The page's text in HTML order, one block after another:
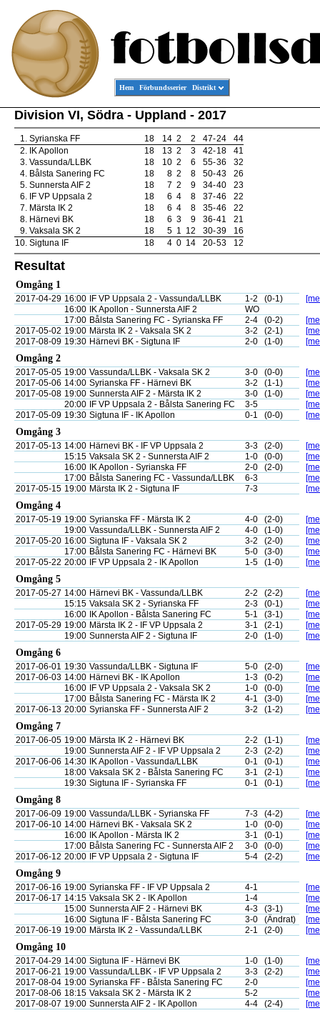
Hem Förbundsserier Distrikt
Division VI, Södra - Uppland - 2017
1. Syrianska FF 18 14 2 2 47-24
44
2. IK Apollon 18 13 2 3 42-18
41
3. Vassunda/LLBK 18 10 2 6 55-36
32
4. Bålsta Sanering FC 18 8 2 8 50-43
26
5. Sunnersta AIF 2 18 7 2 9 34-40
23
6. IF VP Uppsala 2 18 6 4 8 37-46
22
7. Märsta IK 2 18 6 4 8 35-46
22
8. Härnevi BK 18 6 3 9 36-41
21
9. Vaksala SK 2 18 5 1 12 30-39
16
10. Sigtuna IF 18 4 0 14 20-53 12
Resultat
Omgång 1
2017-04-29 16:00 IF VP Uppsala 2 - Vassunda/LLBK 1-2 (0-1)
16:00
IK Apollon - Sunnersta AIF 2
WO
17:00 Bålsta Sanering FC - Syrianska FF 2-4 (0-2)
2017-05-02 19:00 Märsta IK 2 - Vaksala SK 2 3-2 (2-1)
2017-08-09 19:30 Härnevi BK - Sigtuna IF 2-0 (1-0)
Omgång 2
2017-05-05 19:00 Vassunda/LLBK - Vaksala SK 2 3-0 (0-0)
2017-05-06 14:00 Syrianska FF - Härnevi BK 3-2 (1-1)
2017-05-08 19:00 Sunnersta AIF 2 - Märsta IK 2 3-0 (1-0)
20:00
IF VP Uppsala 2 - Bålsta Sanering FC 3-5
2017-05-09 19:30 Sigtuna IF - IK Apollon 0-1 (0-0)
Omgång 3
2017-05-13 14:00 Härnevi BK - IF VP Uppsala 2 3-3 (2-0)
15:15 Vaksala SK 2 - Sunnersta AIF 2 1-0 (0-0)
16:00
IK Apollon - Syrianska FF 2-0 (2-0)
17:00 Bålsta Sanering FC - Vassunda/LLBK 6-3
2017-05-15 19:00 Märsta IK 2 - Sigtuna IF 7-3
Omgång 4
2017-05-19 19:00 Syrianska FF - Märsta IK 2 4-0 (2-0)
19:00 Vassunda/LLBK - Sunnersta AIF 2 4-0 (1-0)
2017-05-20 16:00 Sigtuna IF - Vaksala SK 2 3-2 (2-0)
17:00 Bålsta Sanering FC - Härnevi BK 5-0 (3-0)
2017-05-22 20:00 IF VP Uppsala 2 - IK Apollon 1-5 (1-0)
Omgång 5
2017-05-27 14:00 Härnevi BK - Vassunda/LLBK 2-2 (2-2)
15:15 Vaksala SK 2 - Syrianska FF 2-3 (0-1)
16:00
IK Apollon - Bålsta Sanering FC 5-1 (3-1)
2017-05-29 19:00 Märsta IK 2 - IF VP Uppsala 2 3-1 (2-1)
19:00 Sunnersta AIF 2 - Sigtuna IF 2-0 (1-0)
Omgång 6
2017-06-01 19:30 Vassunda/LLBK - Sigtuna IF 5-0 (2-0)
2017-06-03 14:00 Härnevi BK - IK Apollon 1-3 (0-2)
16:00
IF VP Uppsala 2 - Vaksala SK 2 1-0 (0-0)
17:00 Bålsta Sanering FC - Märsta IK 2 4-1 (3-0)
2017-06-13 20:00 Syrianska FF - Sunnersta AIF 2 3-2 (1-2)
Omgång 7
2017-06-05 19:00 Märsta IK 2 - Härnevi BK 2-2 (1-1)
19:00 Sunnersta AIF 2 - IF VP Uppsala 2 2-3 (2-2)
2017-06-06 14:30 IK Apollon - Vassunda/LLBK 0-1 (0-1)
18:00 Vaksala SK 2 - Bålsta Sanering FC 3-1 (2-1)
19:30 Sigtuna IF - Syrianska FF 0-1 (0-1)
Omgång 8
2017-06-09 19:00 Vassunda/LLBK - Syrianska FF 7-3 (4-2)
2017-06-10 14:00 Härnevi BK - Vaksala SK 2 1-0 (0-0)
16:00
IK Apollon - Märsta IK 2 3-1 (0-1)
17:00 Bålsta Sanering FC - Sunnersta AIF 2 3-0 (0-0)
2017-06-12 20:00 IF VP Uppsala 2 - Sigtuna IF 5-4 (2-2)
Omgång 9
2017-06-16 19:00 Syrianska FF - IF VP Uppsala 2 4-1
2017-06-17 14:15 Vaksala SK 2 - IK Apollon 1-4
15:00 Sunnersta AIF 2 - Härnevi BK 4-3 (3-1)
16:00 Sigtuna IF - Bålsta Sanering FC 3-0 (Ändrat)
2017-06-19 19:00 Märsta IK 2 - Vassunda/LLBK 2-1 (2-0)
Omgång 10
2017-04-29 14:00 Sigtuna IF - Härnevi BK 1-0 (1-0)
2017-06-21 19:00 Vassunda/LLBK - IF VP Uppsala 2 3-3 (2-2)
2017-08-04 19:00 Syrianska FF - Bålsta Sanering FC 2-0
2017-08-06 18:15 Vaksala SK 2 - Märsta IK 2 5-2
2017-08-07 19:00 Sunnersta AIF 2 - IK Apollon 4-4 (2-4)